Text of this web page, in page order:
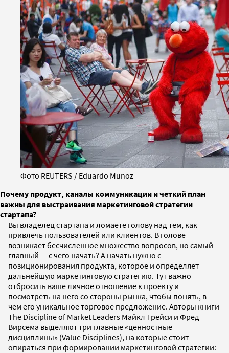
Фото REUTERS / Eduardo Munoz
Почему продукт, каналы коммуникации и четкий план
важны для выстраивания маркетинговой стратегии
стартапа?
Вы владелец стартапа и ломаете голову над тем, как
привлечь пользователей или клиентов. В голове
возникает бесчисленное множество вопросов, но самый
главный — с чего начать? А начать нужно с
позиционирования продукта, которое и определяет
дальнейшую маркетинговую стратегию. Тут важно
отбросить ваше личное отношение к проекту и
посмотреть на него со стороны рынка, чтобы понять, в
чем его уникальное торговое предложение. Авторы книги
The Discipline of Market Leaders Майкл Трейси и Фред
Вирсема выделяют три главные «ценностные
дисциплины» (Value Disciplines), на которые стоит
опираться при формировании маркетинговой стратегии: